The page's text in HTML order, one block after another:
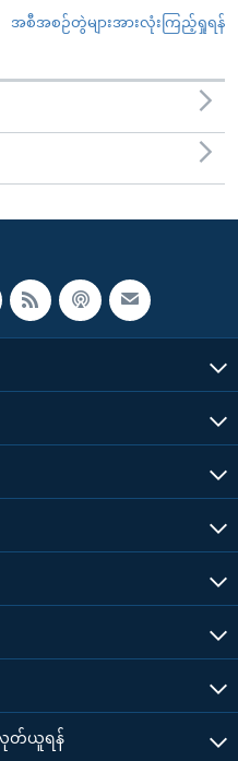
အစီအစဉ်တွဲများအားလုံးကြည့်ရှုရန်
လုတ်ယူရန်